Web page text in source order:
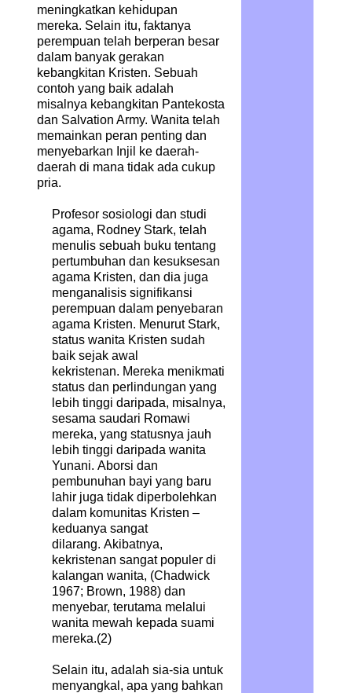
meningkatkan kehidupan
mereka. Selain itu, faktanya
perempuan telah berperan besar
dalam banyak gerakan
kebangkitan Kristen. Sebuah
contoh yang baik adalah
misalnya kebangkitan Pantekosta
dan Salvation Army. Wanita telah
memainkan peran penting dan
menyebarkan Injil ke daerah-
daerah di mana tidak ada cukup
pria.
Profesor sosiologi dan studi
agama, Rodney Stark, telah
menulis sebuah buku tentang
pertumbuhan dan kesuksesan
agama Kristen, dan dia juga
menganalisis signifikansi
perempuan dalam penyebaran
agama Kristen. Menurut Stark,
status wanita Kristen sudah
baik sejak awal
kekristenan. Mereka menikmati
status dan perlindungan yang
lebih tinggi daripada, misalnya,
sesama saudari Romawi
mereka, yang statusnya jauh
lebih tinggi daripada wanita
Yunani. Aborsi dan
pembunuhan bayi yang baru
lahir juga tidak diperbolehkan
dalam komunitas Kristen –
keduanya sangat
dilarang. Akibatnya,
kekristenan sangat populer di
kalangan wanita, (Chadwick
1967; Brown, 1988) dan
menyebar, terutama melalui
wanita mewah kepada suami
mereka.(2)
Selain itu, adalah sia-sia untuk
menyangkal, apa yang bahkan